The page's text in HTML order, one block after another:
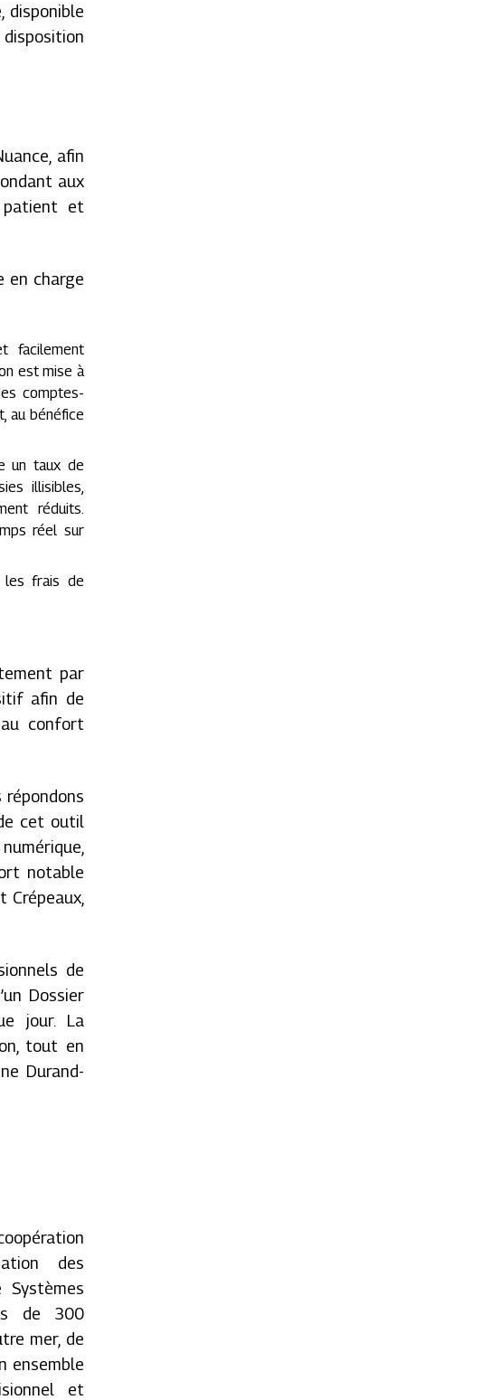
afin
aux
patient et
en charge
facilement
est mise à
comptes-
au bénéfice
un taux de
illisibles,
réduits.
réel sur
les frais de
par
afin de
confort
répondons
cet outil
notable
Crépeaux,
de
Dossier
jour. La
tout en
Durand-
des
de 300
mer, de
ensemble
et